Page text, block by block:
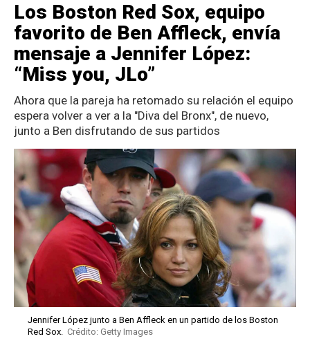
Los Boston Red Sox, equipo
favorito de Ben Affleck, envía
mensaje a Jennifer López:
“Miss you, JLo”
Ahora que la pareja ha retomado su relación el equipo
espera volver a ver a la "Diva del Bronx", de nuevo,
junto a Ben disfrutando de sus partidos
Jennifer López junto a Ben Affleck en un partido de los Boston
Red Sox. Crédito: Getty Images